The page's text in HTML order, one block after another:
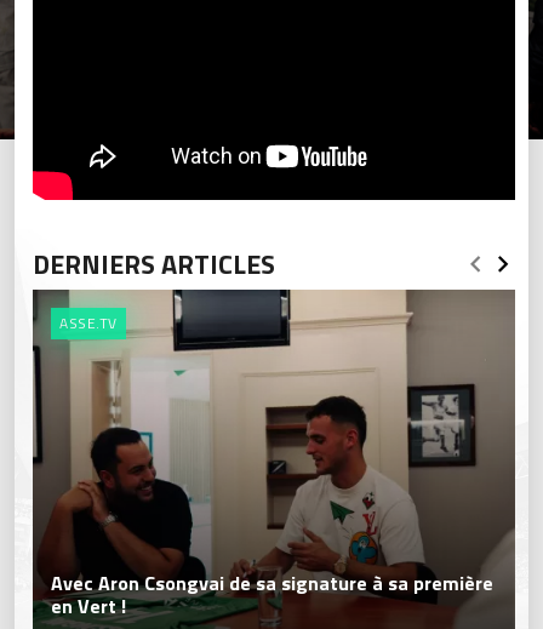
DERNIERS ARTICLES
ASSE.TV
Avec Aron Csongvai de sa signature à sa première
en Vert !